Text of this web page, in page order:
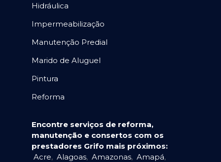
Hidráulica
Impermeabilização
Manutenção Predial
Marido de Aluguel
Pintura
Reforma
Encontre serviços de reforma,
manutenção e consertos com os
prestadores Grifo mais próximos:
Acre, Alagoas, Amazonas, Amapá,